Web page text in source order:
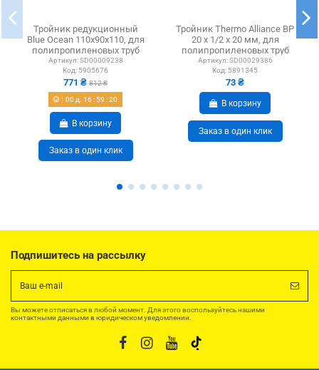
Тройник редукционный
Blue Ocean 110х90х110, для
полипропиленовых труб
Артикул: SD00009238
Код: 5905676
771 ₴ 812 ₴
00 д. 16 : 59 :20
В корзину
Заказ в один клик
Тройник Thermo Alliance ВР
20 х 1/2 х 20 мм, для
полипропиленовых труб
Артикул: SD00029386
Код: 5891345
73 ₴
В корзину
Заказ в один клик
Подпишитесь на рассылку
Вы можете отписаться в любой момент. Для этого воспользуйтесь нашими
контактными данными в юридическом уведомлении.